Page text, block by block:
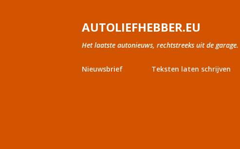
AUTOLIEFHEBBER.EU
Het laatste autonieuws, rechtstreeks uit de garage.
Nieuwsbrief Teksten laten schrijven